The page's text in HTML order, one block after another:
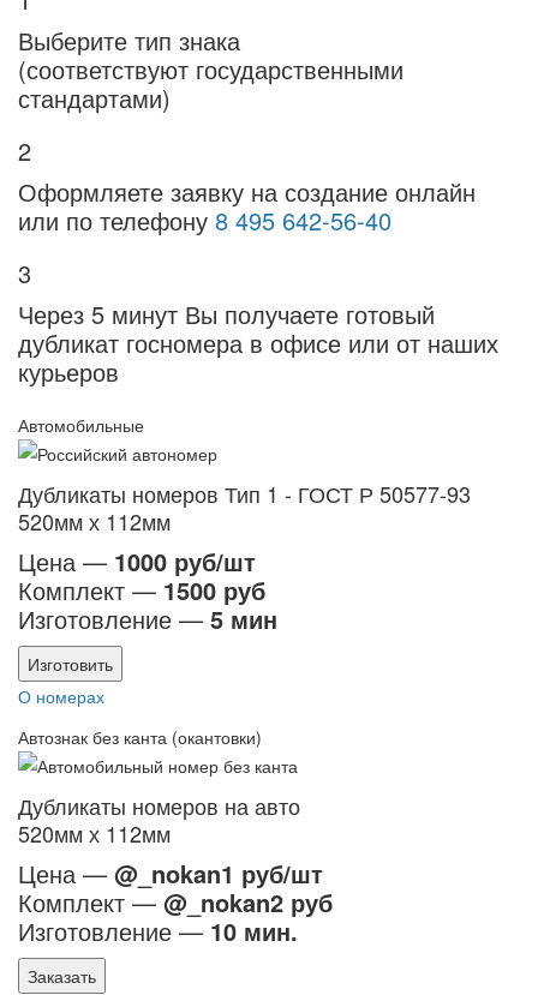
Выберите тип знака
(соответствуют государственными
стандартами)
2
Оформляете заявку на создание онлайн
или по телефону 8 495 642-56-40
3
Через 5 минут Вы получаете готовый
дубликат госномера в офисе или от наших
курьеров
Автомобильные
Дубликаты номеров Тип 1 - ГОСТ Р 50577-93
520мм х 112мм
Цена — 1000 руб/шт
Комплект — 1500 руб
Изготовление — 5 мин
Изготовить
О номерах
Автознак без канта (окантовки)
Дубликаты номеров на авто
520мм х 112мм
Цена — @_nokan1 руб/шт
Комплект — @_nokan2 руб
Изготовление — 10 мин.
Заказать